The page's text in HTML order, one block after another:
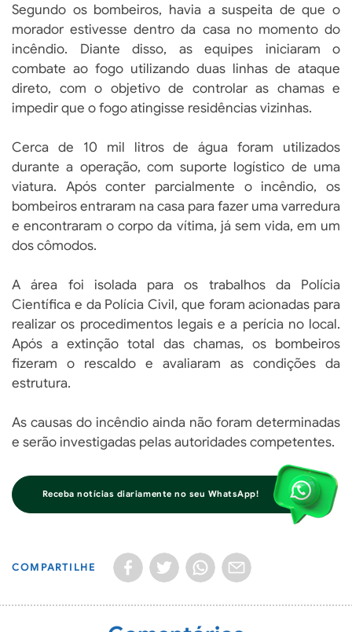
Segundo os bombeiros, havia a suspeita de que o
morador estivesse dentro da casa no momento do
incêndio. Diante disso, as equipes iniciaram o
combate ao fogo utilizando duas linhas de ataque
direto, com o objetivo de controlar as chamas e
impedir que o fogo atingisse residências vizinhas.
Cerca de 10 mil litros de água foram utilizados
durante a operação, com suporte logístico de uma
viatura. Após conter parcialmente o incêndio, os
bombeiros entraram na casa para fazer uma varredura
e encontraram o corpo da vítima, já sem vida, em um
dos cômodos.
A área foi isolada para os trabalhos da Polícia
Científica e da Polícia Civil, que foram acionadas para
realizar os procedimentos legais e a perícia no local.
Após a extinção total das chamas, os bombeiros
fizeram o rescaldo e avaliaram as condições da
estrutura.
As causas do incêndio ainda não foram determinadas
e serão investigadas pelas autoridades competentes.
Receba notícias diariamente no seu WhatsApp!
COMPARTILHE